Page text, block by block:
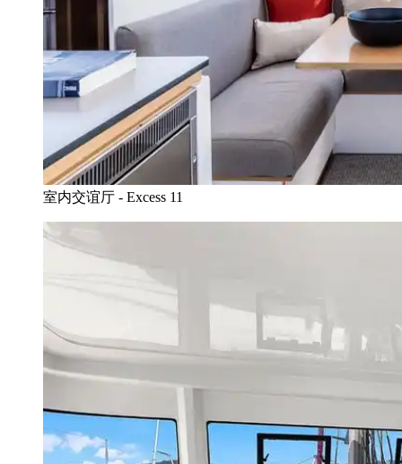
室内交谊厅 - Excess 11